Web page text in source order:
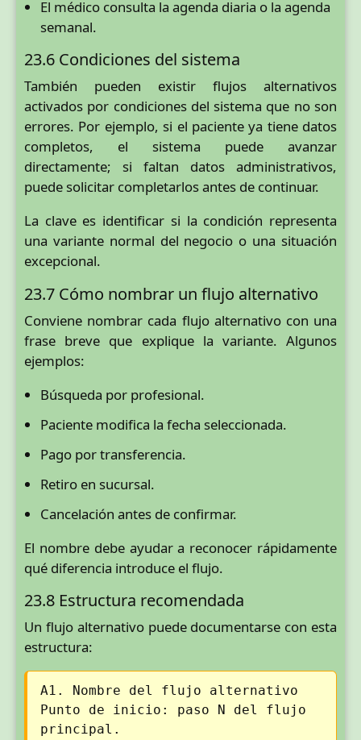
El médico consulta la agenda diaria o la agenda
semanal.
23.6 Condiciones del sistema
También pueden existir flujos alternativos
activados por condiciones del sistema que no son
errores. Por ejemplo, si el paciente ya tiene datos
completos, el sistema puede avanzar
directamente; si faltan datos administrativos,
puede solicitar completarlos antes de continuar.
La clave es identificar si la condición representa
una variante normal del negocio o una situación
excepcional.
23.7 Cómo nombrar un flujo alternativo
Conviene nombrar cada flujo alternativo con una
frase breve que explique la variante. Algunos
ejemplos:
Búsqueda por profesional.
Paciente modifica la fecha seleccionada.
Pago por transferencia.
Retiro en sucursal.
Cancelación antes de confirmar.
El nombre debe ayudar a reconocer rápidamente
qué diferencia introduce el flujo.
23.8 Estructura recomendada
Un flujo alternativo puede documentarse con esta
estructura:
A1. Nombre del flujo alternativo
Punto de inicio: paso N del flujo
principal.